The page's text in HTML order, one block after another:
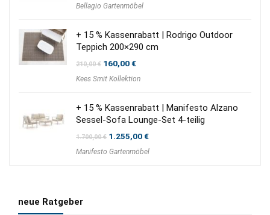
Bellagio Gartenmöbel
+ 15 % Kassenrabatt | Rodrigo Outdoor
Teppich 200×290 cm
210,00€ Ursprünglicher
war:
160,00€Aktueller
ist:
Kees Smit Kollektion
+ 15 % Kassenrabatt | Manifesto Alzano
Sessel-Sofa Lounge-Set 4-teilig
1.700,00€ Ursprünglicher
war:
1.255,00€Aktueller
ist:
Manifesto Gartenmöbel
neue Ratgeber